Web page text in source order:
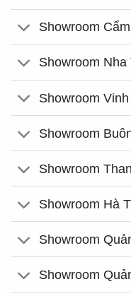
Showroom
Showroom
Showroom
Showroom
Showroom
Showroom Hà
Showroom
Showroom